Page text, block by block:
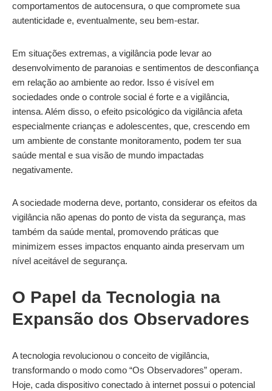
comportamentos de autocensura, o que compromete sua
autenticidade e, eventualmente, seu bem-estar.
Em situações extremas, a vigilância pode levar ao
desenvolvimento de paranoias e sentimentos de desconfiança
em relação ao ambiente ao redor. Isso é visível em
sociedades onde o controle social é forte e a vigilância,
intensa. Além disso, o efeito psicológico da vigilância afeta
especialmente crianças e adolescentes, que, crescendo em
um ambiente de constante monitoramento, podem ter sua
saúde mental e sua visão de mundo impactadas
negativamente.
A sociedade moderna deve, portanto, considerar os efeitos da
vigilância não apenas do ponto de vista da segurança, mas
também da saúde mental, promovendo práticas que
minimizem esses impactos enquanto ainda preservam um
nível aceitável de segurança.
O Papel da Tecnologia na
Expansão dos Observadores
A tecnologia revolucionou o conceito de vigilância,
transformando o modo como “Os Observadores” operam.
Hoje, cada dispositivo conectado à internet possui o potencial